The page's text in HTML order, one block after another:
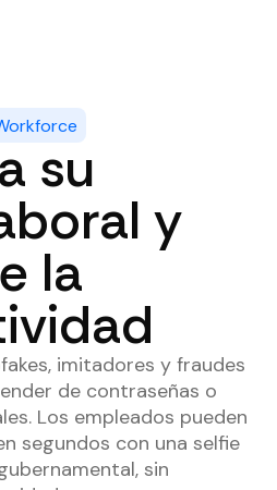
su
y
la
imitadores y fraudes
de contraseñas o
Los empleados pueden
segundos con una selfie
sin